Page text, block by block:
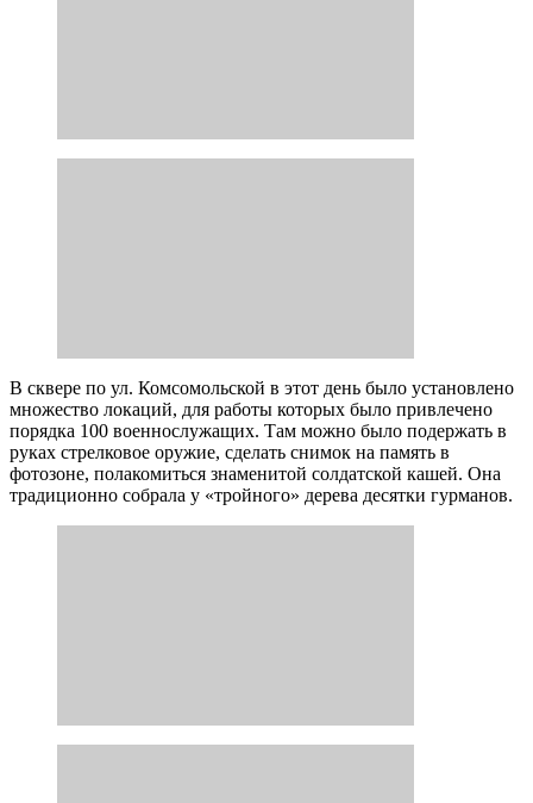
В сквере по ул. Комсомольской в этот день было установлено
множество локаций, для работы которых было привлечено
порядка 100 военнослужащих. Там можно было подержать в
руках стрелковое оружие, сделать снимок на память в
фотозоне, полакомиться знаменитой солдатской кашей. Она
традиционно собрала у «тройного» дерева десятки гурманов.